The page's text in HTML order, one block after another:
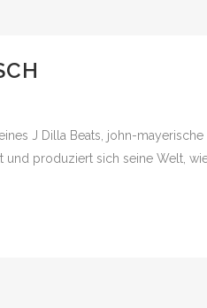
J Dilla Beats, john-
und produziert sich seine Welt,